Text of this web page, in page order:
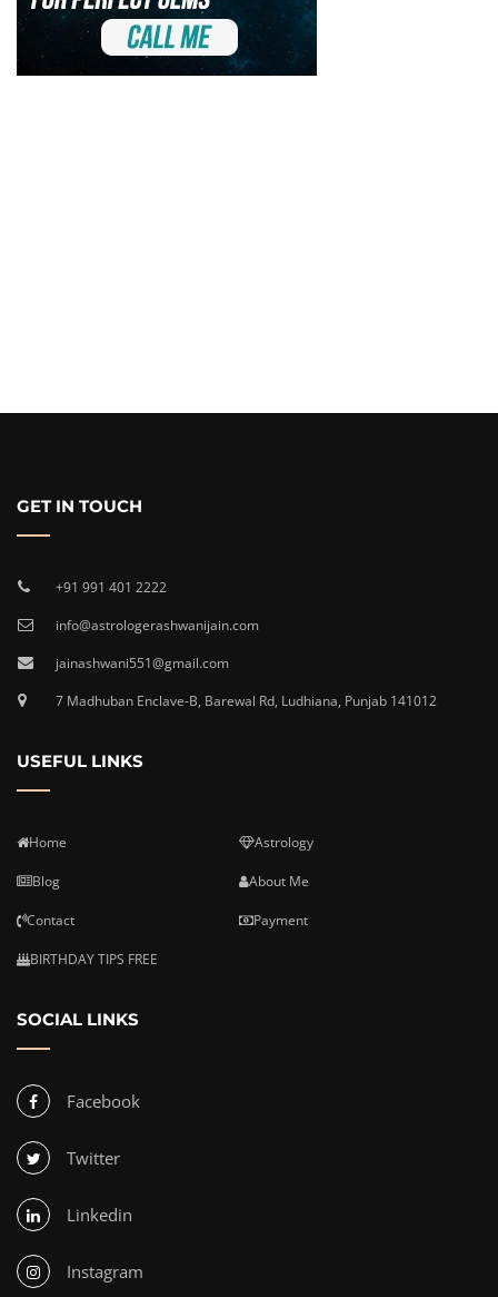
GET IN TOUCH
+91 991 401 2222
info@astrologerashwanijain.com
jainashwani551@gmail.com
7 Madhuban Enclave-B, Barewal Rd, Ludhiana, Punjab 141012
USEFUL LINKS
Home Astrology
Blog About Me
Contact Payment
BIRTHDAY TIPS FREE
SOCIAL LINKS
Facebook
Twitter
Linkedin
Instagram